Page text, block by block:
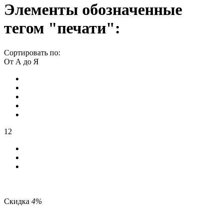
Элементы обозначенные
тегом "печати":
Сортировать по:
От А до Я
12
Скидка 4%